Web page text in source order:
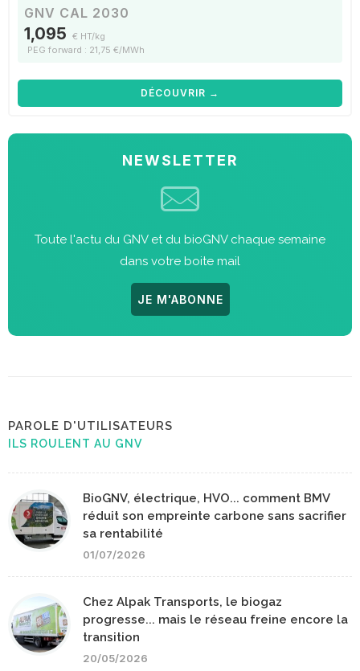
GNV CAL 2030
1,095 € HT/kg
PEG forward : 21,75 €/MWh
DÉCOUVRIR →
NEWSLETTER
Toute l'actu du GNV et du bioGNV chaque semaine
dans votre boite mail
JE M'ABONNE
PAROLE D'UTILISATEURS
ILS ROULENT AU GNV
BioGNV, électrique, HVO... comment BMV
réduit son empreinte carbone sans sacrifier
sa rentabilité
01/07/2026
Chez Alpak Transports, le biogaz
progresse... mais le réseau freine encore la
transition
20/05/2026